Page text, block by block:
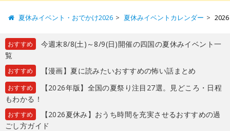
夏休みイベント・おでかけ2026 夏休みイベントカレンダー
おすすめ
今週末8/8(土)～8/9(日)開催の四国の夏休みイベント一
覧
おすすめ 【漫画】夏に読みたいおすすめの怖い話まとめ
おすすめ
【2026年版】全国の夏祭り注目27選。見どころ・日程
もわかる！
おすすめ
【2026夏休み】おうち時間を充実させるおすすめの過
ごし方ガイド